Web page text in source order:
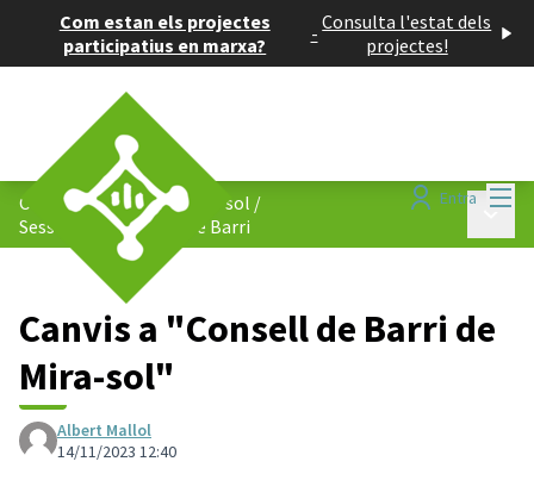
Com estan els projectes
participatius en marxa?
- Consulta l'estat dels
projectes!
Entra
Consell de Barris de Mira-sol /
Sessions del Consell de Barri
Canvis a "Consell de Barri de
Mira-sol"
Albert Mallol
14/11/2023 12:40